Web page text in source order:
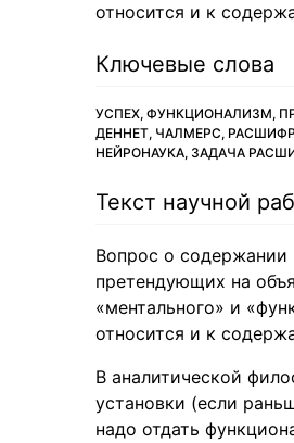
относится и к
Ключевые слова
УСПЕХ, ФУНКЦИОНАЛИЗМ,
ДЕННЕТ, ЧАЛМЕРС,
НЕЙРОНАУКА, ЗАДАЧА
Текст научной
Вопрос о содержании
претендующих на
«ментального» и
относится и к
В аналитической
установки (если
надо отдать